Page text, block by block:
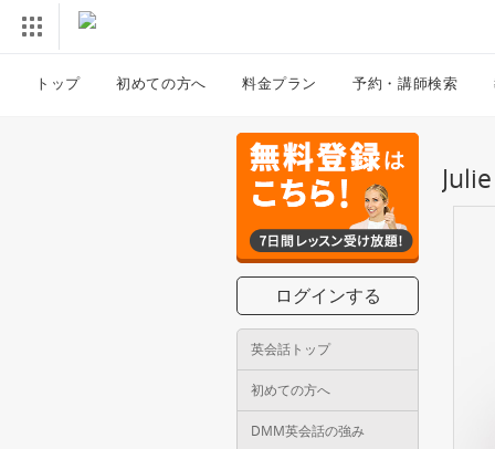
トップ 初めての方へ 料金プラン 予約・講師検索
ログインする
英会話トップ
初めての方へ
DMM英会話の強み